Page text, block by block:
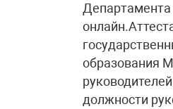
образования
должности